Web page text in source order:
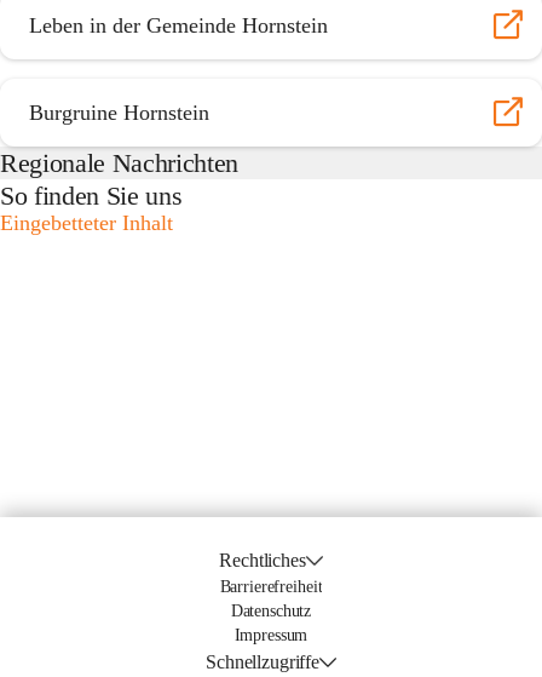
Leben in der Gemeinde Hornstein
Burgruine Hornstein
Regionale Nachrichten
So finden Sie uns
Eingebetteter Inhalt
Rechtliches
Barrierefreiheit
Datenschutz
Impressum
Schnellzugriffe